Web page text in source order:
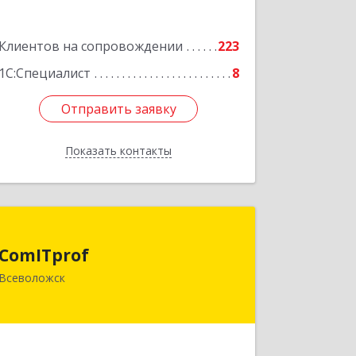
Клиентов на сопровождении
223
1С:Специалист
8
Отправить заявку
Показать контакты
Отправить заявку
Назад
ComITprof
Всеволожск
Всеволожский р-н, Всеволожск г,